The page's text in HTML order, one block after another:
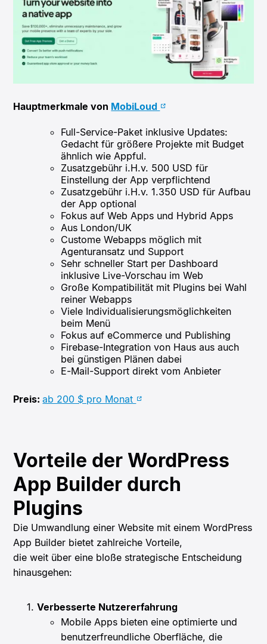
Hauptmerkmale von MobiLoud
Full-Service-Paket inklusive Updates:
Gedacht für größere Projekte mit Budget
ähnlich wie Appful.
Zusatzgebühr i.H.v. 500 USD für
Einstellung der App verpflichtend
Zusatzgebühr i.H.v. 1.350 USD für Aufbau
der App optional
Fokus auf Web Apps und Hybrid Apps
Aus London/UK
Custome Webapps möglich mit
Agenturansatz und Support
Sehr schneller Start per Dashboard
inklusive Live-Vorschau im Web
Große Kompatibilität mit Plugins bei Wahl
reiner Webapps
Viele Individualisierungsmöglichkeiten
beim Menü
Fokus auf eCommerce und Publishing
Firebase-Integration von Haus aus auch
bei günstigen Plänen dabei
E-Mail-Support direkt vom Anbieter
Preis:ab 200 $ pro Monat
Vorteile der WordPress
App Builder durch
Plugins
Die Umwandlung einer Website mit einem WordPress
App Builder bietet zahlreiche Vorteile,
die weit über eine bloße strategische Entscheidung
hinausgehen:
Verbesserte Nutzererfahrung
Mobile Apps bieten eine optimierte und
benutzerfreundliche Oberfläche, die